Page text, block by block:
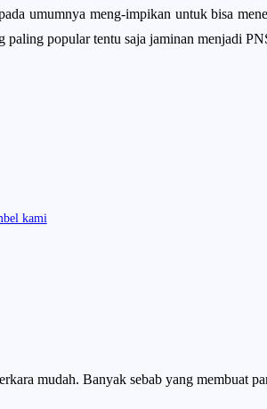
umumnya meng-impikan untuk bisa
popular tentu saja jaminan menjadi
kami
mudah. Banyak sebab yang membuat